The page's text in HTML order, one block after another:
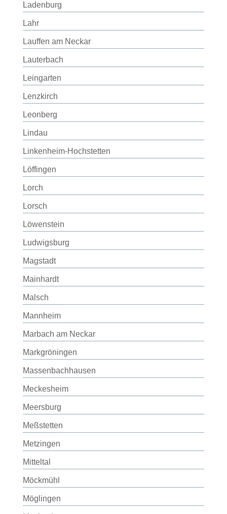
Ladenburg
Lahr
Lauffen am Neckar
Lauterbach
Leingarten
Lenzkirch
Leonberg
Lindau
Linkenheim-Hochstetten
Löffingen
Lorch
Lorsch
Löwenstein
Ludwigsburg
Magstadt
Mainhardt
Malsch
Mannheim
Marbach am Neckar
Markgröningen
Massenbachhausen
Meckesheim
Meersburg
Meßstetten
Metzingen
Mitteltal
Möckmühl
Möglingen